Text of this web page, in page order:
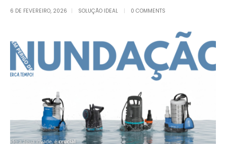
6 DE FEVEREIRO, 2026 SOLUÇÃO IDEAL 0 COMMENTS